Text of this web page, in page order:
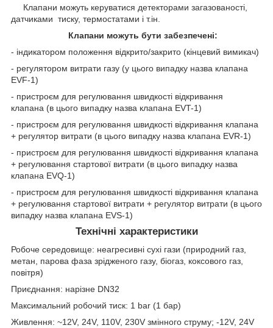
Клапани можуть керуватися детекторами загазованості,
датчиками тиску, термостатами і т.ін.
Клапани можуть бути забезпечені:
- індикатором положення відкрито/закрито (кінцевий вимикач)
- регулятором витрати газу (у цього випадку назва клапана
EVF-1)
- пристроєм для регулювання швидкості відкривання
клапана (в цього випадку назва клапана EVT-1)
- пристроєм для регулювання швидкості відкривання клапана
+ регулятор витрати (в цього випадку назва клапана EVR-1)
- пристроєм для регулювання швидкості відкривання клапана
+ регулювання стартової витрати (в цього випадку назва
клапана EVQ-1)
- пристроєм для регулювання швидкості відкривання клапана
+ регулювання стартової витрати + регулятор витрати (в цього
випадку назва клапана EVS-1)
Технічні характеристики
Робоче середовище: неагресивні сухі гази (природний газ,
метан, парова фаза зрідженого газу, біогаз, коксового газ,
повітря)
Приєднання: нарізне DN32
Максимальний робочий тиск: 1 bar (1 бар)
Живлення: ~12V, 24V, 110V, 230V змінного струму; -12V, 24V